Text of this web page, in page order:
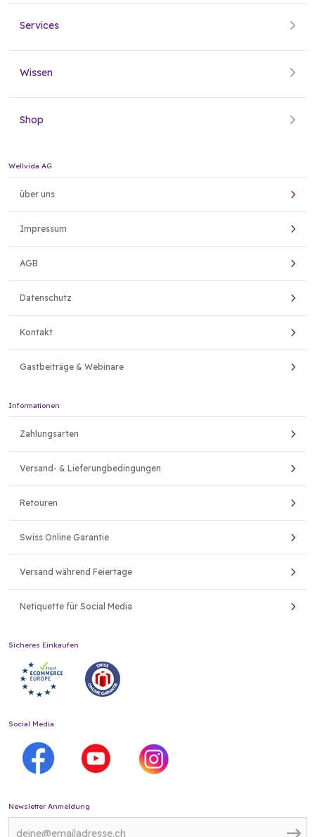
Services
Wissen
Shop
Wellvida AG
über uns
Impressum
AGB
Datenschutz
Kontakt
Gastbeiträge & Webinare
Informationen
Zahlungsarten
Versand- & Lieferungbedingungen
Retouren
Swiss Online Garantie
Versand während Feiertage
Netiquette für Social Media
Sicheres Einkaufen
Social Media
Newsletter Anmeldung